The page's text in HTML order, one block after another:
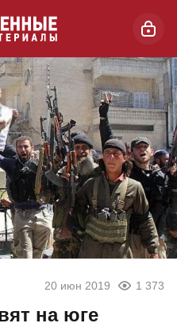
20 июн 2019 1 373
на юге